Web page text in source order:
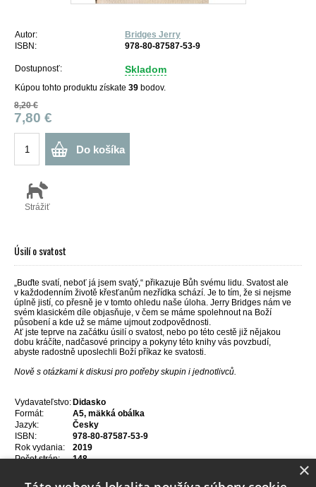
Autor:
Bridges Jerry
ISBN:
978-80-87587-53-9
Dostupnosť: Skladom
Kúpou tohto produktu získate 39 bodov.
8,20 €
7,80 €
Do košíka
Strážiť
Úsilí o svatost
„Buďte svatí, neboť já jsem svatý,“ přikazuje Bůh svému lidu. Svatost ale
v každodenním životě křesťanům nezřídka schází. Je to tím, že si nejsme
úplně jistí, co přesně je v tomto ohledu naše úloha. Jerry Bridges nám ve
svém klasickém díle objasňuje, v čem se máme spolehnout na Boží
působení a kde už se máme ujmout zodpovědnosti.
Ať jste teprve na začátku úsilí o svatost, nebo po této cestě již nějakou
dobu kráčíte, nadčasové principy a pokyny této knihy vás povzbudí,
abyste radostně uposlechli Boží příkaz ke svatosti.
Nově s otázkami k diskusi pro potřeby skupin i jednotlivců.
Vydavateľstvo: Didasko
Formát:
A5, mäkká obálka
Jazyk:
Česky
ISBN:
978-80-87587-53-9
Rok vydania:
2019
Počet strán:
148 ×